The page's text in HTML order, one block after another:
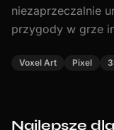
niezaprzeczalnie
przygody w grze
Voxel Art Pixel
Najlepsze dla